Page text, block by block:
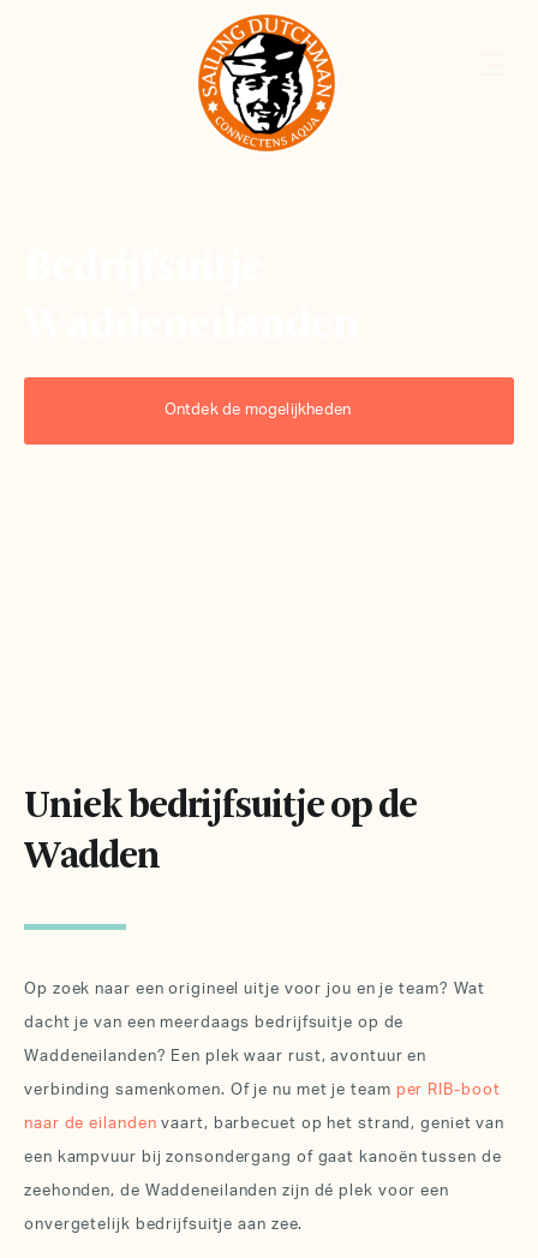
Ontdek de mogelijkheden
Uniek bedrijfsuitje op de
Wadden
Op zoek naar een origineel uitje voor jou en je team? Wat
dacht je van een meerdaags bedrijfsuitje op de
Waddeneilanden? Een plek waar rust, avontuur en
verbinding samenkomen. Of je nu met je team per RIB-boot
naar de eilanden vaart, barbecuet op het strand, geniet van
een kampvuur bij zonsondergang of gaat kanoën tussen de
zeehonden, de Waddeneilanden zijn dé plek voor een
onvergetelijk bedrijfsuitje aan zee.